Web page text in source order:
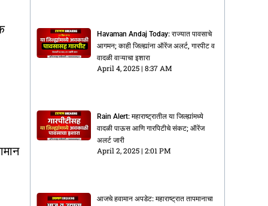
Havaman Andaj Today: राज्यात पावसाचे
आगमन; काही जिल्ह्यांना ऑरेंज अलर्ट, गारपीट व
वादळी वाऱ्याचा इशारा
April 4, 2025 8:37 AM
Rain Alert: महाराष्ट्रातील या जिल्ह्यांमध्ये
वादळी पाऊस आणि गारपिटीचे संकट; ऑरेंज
अलर्ट जारी
April 2, 2025 2:01 PM
आजचे हवामान अपडेट: महाराष्ट्रात तापमानाचा